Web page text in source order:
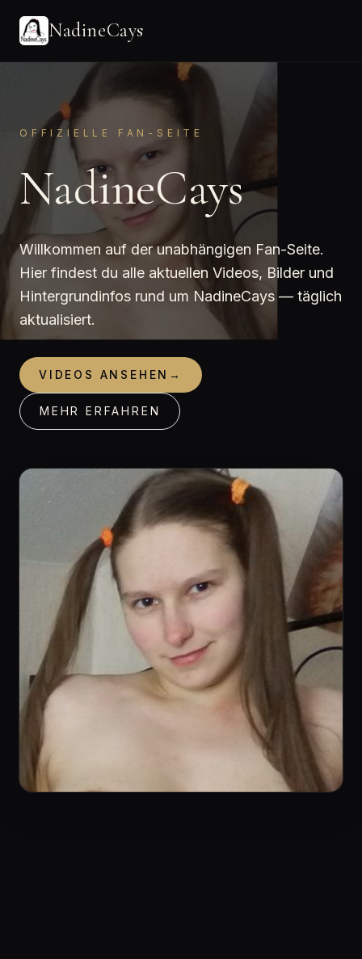
NadineCays
OFFIZIELLE FAN-SEITE
NadineCays
Willkommen auf der unabhängigen Fan-Seite.
Hier findest du alle aktuellen Videos, Bilder und
Hintergrundinfos rund um NadineCays — täglich
aktualisiert.
VIDEOS ANSEHEN →
MEHR ERFAHREN